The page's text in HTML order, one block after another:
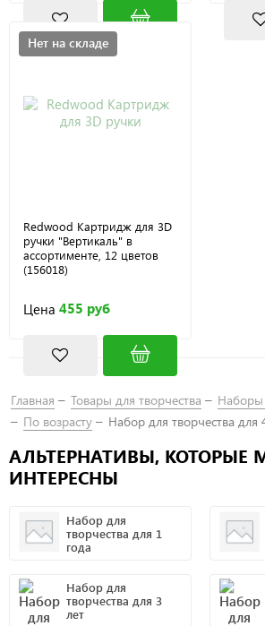
Нет на складе
Redwood Картридж для 3D
ручки "Вертикаль" в
ассортименте, 12 цветов
(156018)
Цена 455 руб
Главная Товары для творчества
Наборы
По возрасту
Набор для творчества для
АЛЬТЕРНАТИВЫ, КОТОРЫЕ
ИНТЕРЕСНЫ
Набор для
творчества для 1
года
Набор для
творчества для 3
лет